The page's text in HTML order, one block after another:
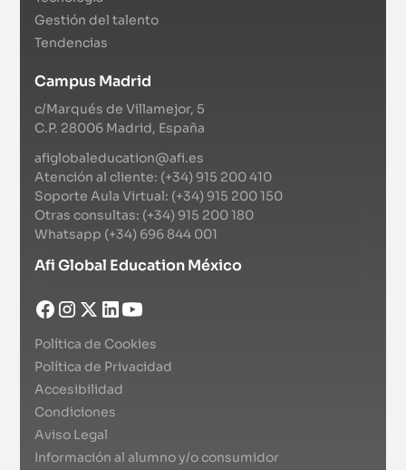
Gestión del talento
Tendencias
Campus Madrid
c/Marqués de Villamejor, 5
C.P. 28006 Madrid, España
afiglobaleducation@afi.es
Atención al cliente: (+34) 915 200 410
Soporte Aula Virtual: (+34) 915 200 150
Otras consultas: (+34) 915 200 180
Whatsapp (+34) 696 844 001
Afi Global Education México
Política de Cookies
Política de Privacidad
Accesibilidad
Condiciones
Aviso Legal
Información al alumno y/o consumidor